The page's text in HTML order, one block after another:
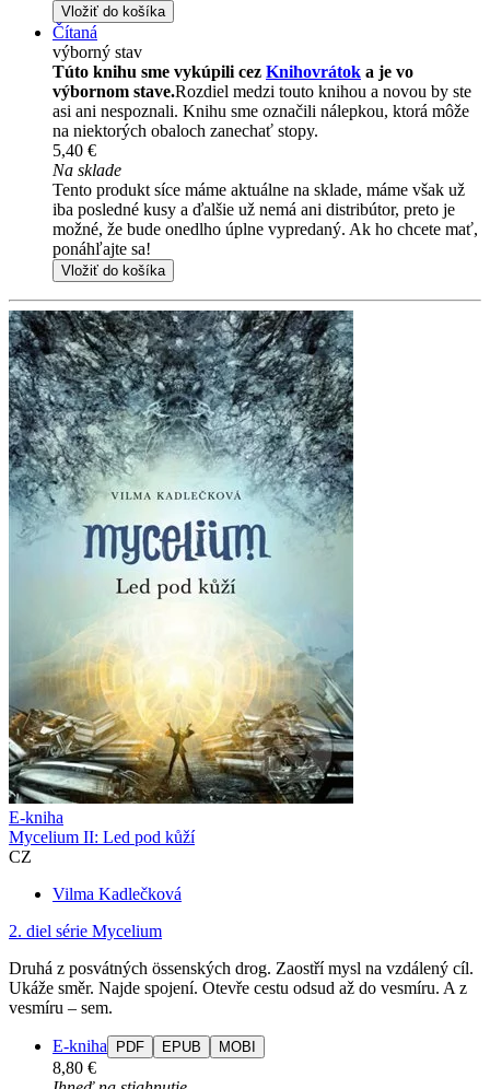
Vložiť do košíka
Čítaná
výborný stav
Túto knihu sme vykúpili cez Knihovrátok a je vo
výbornom stave.Rozdiel medzi touto knihou a novou by ste
asi ani nespoznali. Knihu sme označili nálepkou, ktorá môže
na niektorých obaloch zanechať stopy.
5,40 €
Na sklade
Tento produkt síce máme aktuálne na sklade, máme však už
iba posledné kusy a ďalšie už nemá ani distribútor, preto je
možné, že bude onedlho úplne vypredaný. Ak ho chcete mať,
ponáhľajte sa!
Vložiť do košíka
E-kniha
Mycelium II: Led pod kůží
CZ
Vilma Kadlečková
2. diel série Mycelium
Druhá z posvátných össenských drog. Zaostří mysl na vzdálený cíl.
Ukáže směr. Najde spojení. Otevře cestu odsud až do vesmíru. A z
vesmíru – sem.
E-kniha PDF EPUB MOBI
8,80 €